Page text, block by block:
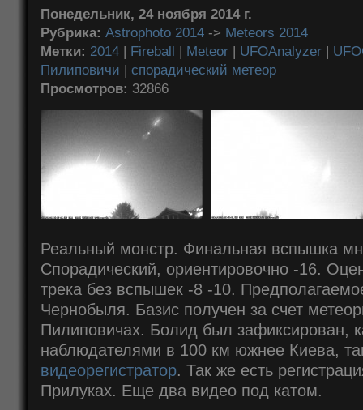
Понедельник, 24 ноября 2014 г.
Рубрика: Astrophoto 2014 -> Meteors 2014
Метки: 2014 | Fireball | Meteor | UFOAnalyzer |
Пилиповичи | спорадический метеор
Просмотров: 32866
Реальный монстр. Финальная вспышка
Спорадический, ориентировочно -16.
трека без вспышек -8 -10.
Чернобыля. Базис получен за счет
Пилиповичах. Болид был зафиксирован,
наблюдателями в 100 км южнее Киева,
видеорегистратор. Так же есть
Прилуках. Еще два видео под катом.